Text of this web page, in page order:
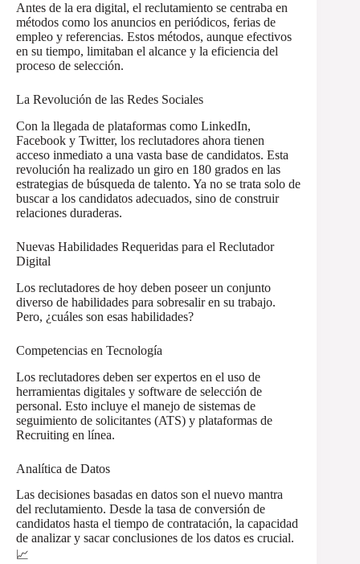
Antes de la era digital, el reclutamiento se centraba en
métodos como los anuncios en periódicos, ferias de
empleo y referencias. Estos métodos, aunque efectivos
en su tiempo, limitaban el alcance y la eficiencia del
proceso de selección.
La Revolución de las Redes Sociales
Con la llegada de plataformas como LinkedIn,
Facebook y Twitter, los reclutadores ahora tienen
acceso inmediato a una vasta base de candidatos. Esta
revolución ha realizado un giro en 180 grados en las
estrategias de búsqueda de talento. Ya no se trata solo de
buscar a los candidatos adecuados, sino de construir
relaciones duraderas.
Nuevas Habilidades Requeridas para el Reclutador
Digital
Los reclutadores de hoy deben poseer un conjunto
diverso de habilidades para sobresalir en su trabajo.
Pero, ¿cuáles son esas habilidades?
Competencias en Tecnología
Los reclutadores deben ser expertos en el uso de
herramientas digitales y software de selección de
personal. Esto incluye el manejo de sistemas de
seguimiento de solicitantes (ATS) y plataformas de
Recruiting en línea.
Analítica de Datos
Las decisiones basadas en datos son el nuevo mantra
del reclutamiento. Desde la tasa de conversión de
candidatos hasta el tiempo de contratación, la capacidad
de analizar y sacar conclusiones de los datos es crucial.
📈